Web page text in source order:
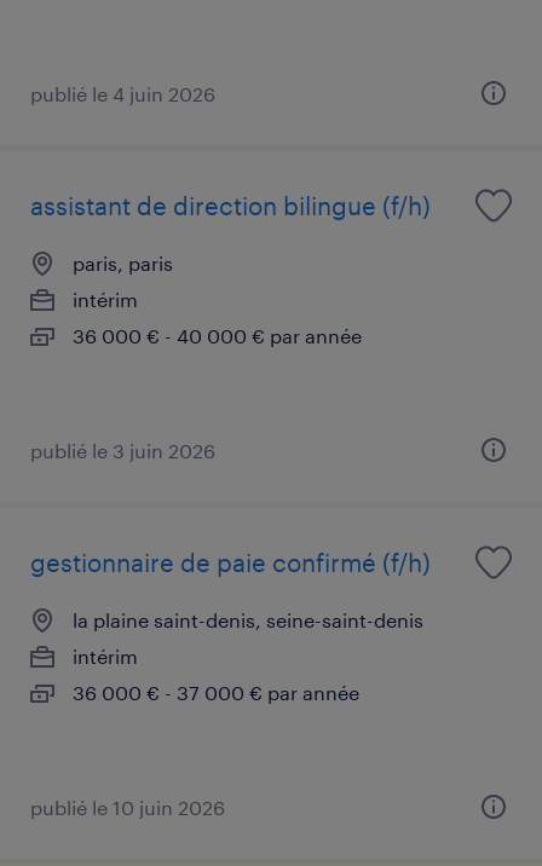
publié le 4 juin 2026
assistant de direction bilingue (f/h)
paris, paris
intérim
36 000 € - 40 000 € par année
publié le 3 juin 2026
gestionnaire de paie confirmé (f/h)
la plaine saint-denis, seine-saint-denis
intérim
36 000 € - 37 000 € par année
publié le 10 juin 2026